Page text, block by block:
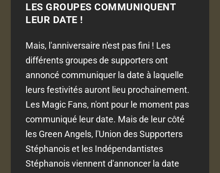
LES GROUPES COMMUNIQUENT
LEUR DATE !
Mais, l'anniversaire n'est pas fini ! Les
différents groupes de supporters ont
annoncé communiquer la date à laquelle
leurs festivités auront lieu prochainement.
Les Magic Fans, n'ont pour le moment pas
communiqué leur date. Mais de leur côté
les Green Angels, l'Union des Supporters
Stéphanois et les Indépendantistes
Stéphanois viennent d'annoncer la date